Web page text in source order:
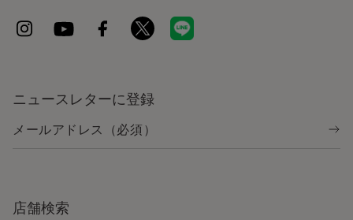
ニュースレターに登録
店舗検索